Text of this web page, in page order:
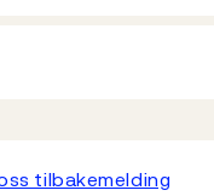
tilbakemelding